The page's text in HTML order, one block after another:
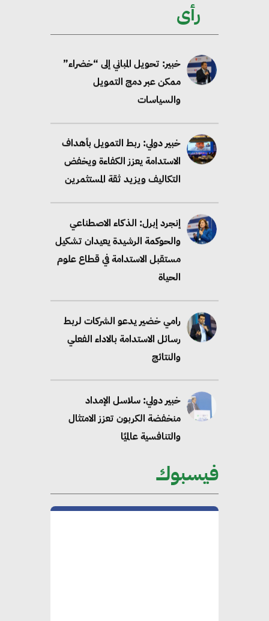
رأى2035
خبير: تحويل المباني إلى “خضراء”
ممكن عبر دمج التمويل
والسياسات
خبير دولي: ربط التمويل بأهداف
الاستدامة يعزز الكفاءة ويخفض
التكاليف ويزيد ثقة المستثمرين
إنجرد إبرل: الذكاء الاصطناعي
والحوكمة الرشيدة يعيدان تشكيل
مستقبل الاستدامة في قطاع علوم
الحياة
رامي خضير يدعو الشركات لربط
رسائل الاستدامة بالاداء الفعلي
والنتائج
خبير دولي: سلاسل الإمداد
منخفضة الكربون تعزز الامتثال
والتنافسية عالميًا
“وزيرة البيئة الدكتورة ياسمين
فؤاد”.. منصب رفيع يعكس المكانة
فيسبوك